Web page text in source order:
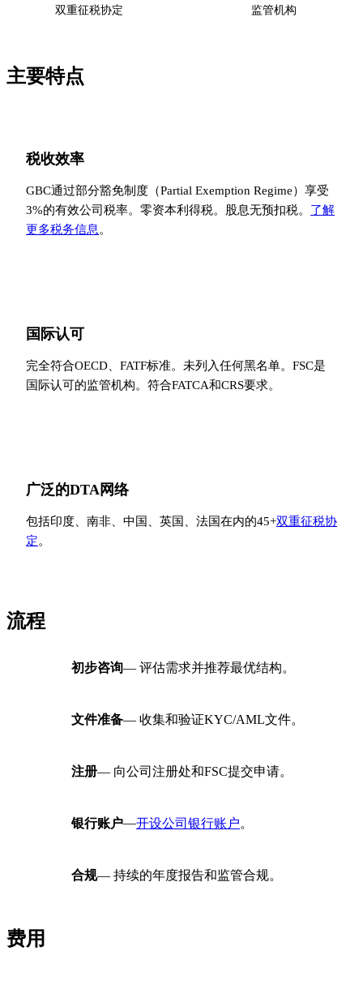
双重征税协定 监管机构
主要特点
税收效率
GBC通过部分豁免制度（Partial Exemption Regime）享受
3%的有效公司税率。零资本利得税。股息无预扣税。 了解
更多税务信息 。
国际认可
完全符合OECD、FATF标准。未列入任何黑名单。FSC是
国际认可的监管机构。符合FATCA和CRS要求。
广泛的DTA网络
包括印度、南非、中国、英国、法国在内的45+双重征税协
定。
流程
初步咨询— 评估需求并推荐最优结构。
文件准备— 收集和验证KYC/AML文件。
注册— 向公司注册处和FSC提交申请。
银行账户—开设公司银行账户。
合规— 持续的年度报告和监管合规。
费用